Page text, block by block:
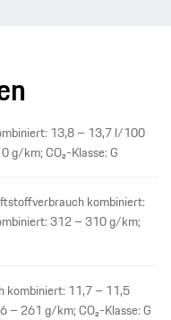
13,8 – 13,7 l/100
g/km; CO₂-Klasse: G
kombiniert:
312 – 310 g/km;
kombiniert: 11,7 – 11,5
– 261 g/km; CO₂-Klasse: G